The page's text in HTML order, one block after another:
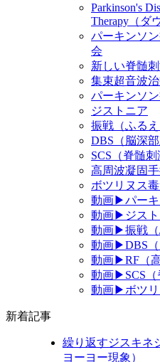
Parkinson's
Therapy（ダ
パーキンソ
会
新しい脊髄
集束超音波
パーキンソ
ジストニア
振戦（ふるえ
DBS（脳深部
SCS（脊髄刺
高周波凝固
ボツリヌス
動画▶パーキ
動画▶ジスト
動画▶振戦（
動画▶DBS（
動画▶RF（
動画▶SCS（
動画▶ボツ
新着記事
繰り返すジスキネ
ヨーヨー現象）